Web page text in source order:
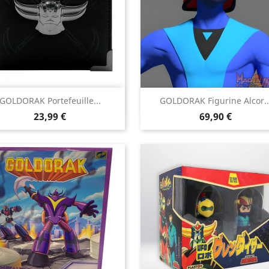
GOLDORAK Portefeuille...
Prix
23,99 €
Aperçu rapide GOLDORAK Figurine
Prix
69,90 €
Aperçu rapide